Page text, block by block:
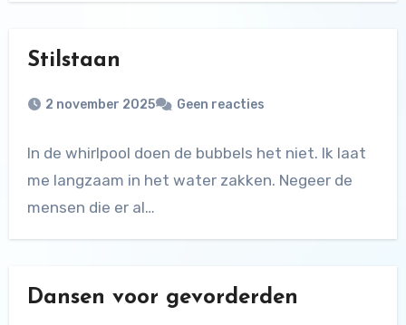
Stilstaan
2 november 2025 Geen reacties
In de whirlpool doen de bubbels het niet. Ik laat
me langzaam in het water zakken. Negeer de
mensen die er al…
Dansen voor gevorderden